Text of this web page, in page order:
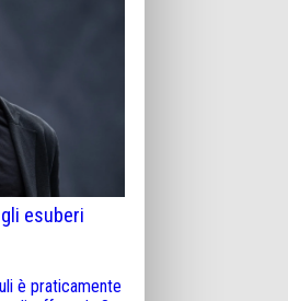
esuberi
è praticamente